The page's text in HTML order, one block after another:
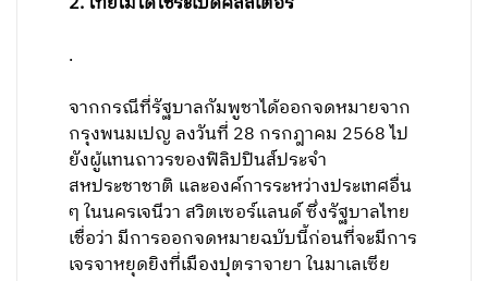
.
จากกรณีที่รัฐบาลกัมพูชาได้ออกจดหมายจาก
กรุงพนมเปญ ลงวันที่ 28 กรกฎาคม 2568 ไป
ยังผู้แทนถาวรของฟิลิปปินส์ประจำ
สหประชาชาติ และองค์การระหว่างประเทศอื่น
ๆ ในนครเจนีวา สวิตเซอร์แลนด์ ซึ่งรัฐบาลไทย
เชื่อว่า มีการออกจดหมายฉบับนี้ก่อนที่จะมีการ
เจรจาหยุดยิงที่เมืองปุตราจายา ในมาเลเซีย